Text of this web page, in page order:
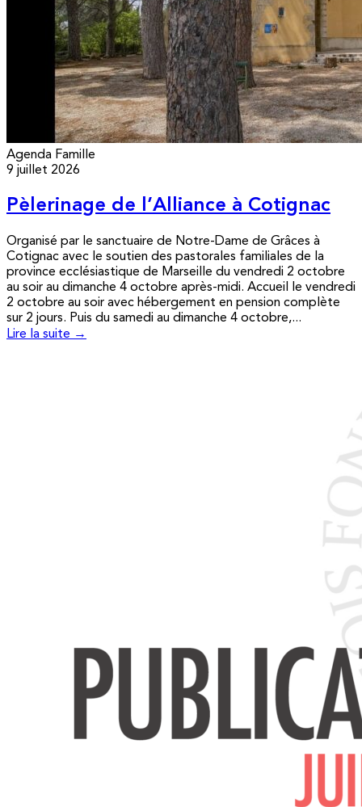
Agenda Famille
9 juillet 2026
Pèlerinage de l’Alliance à Cotignac
Organisé par le sanctuaire de Notre-Dame de Grâces à
Cotignac avec le soutien des pastorales familiales de la
province ecclésiastique de Marseille du vendredi 2 octobre
au soir au dimanche 4 octobre après-midi. Accueil le vendredi
2 octobre au soir avec hébergement en pension complète
sur 2 jours. Puis du samedi au dimanche 4 octobre,...
Lire la suite →